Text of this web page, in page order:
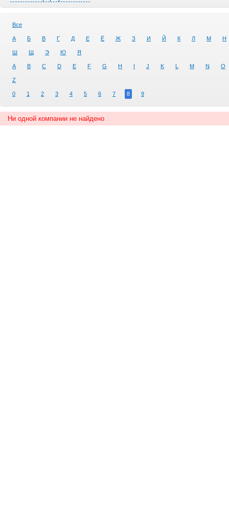
Все
А Б В Г Д Е Ё Ж З И Й К Л М Н
Ш Щ Э Ю Я
A B C D E F G H I J K L M N O
Z
0 1 2 3 4 5 6 7 8 9
Ни одной компании не найдено